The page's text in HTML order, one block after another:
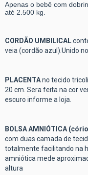
Apenas o bebê com
até 2.500 kg.
CORDÃO UMBILICAL
veia (cordão azul).Unido
PLACENTAno tecido
20 cm. Sera feita na cor
escuro informe a loja.
BOLSA AMNIÓTICA
com duas camada de
totalmente facilitando na
amniótica mede
altura